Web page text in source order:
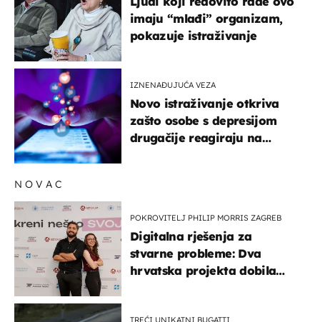
imaju “mlađi” organizam,
pokazuje istraživanje
IZNENAĐUJUĆA VEZA
Novo istraživanje otkriva
zašto osobe s depresijom
drugačije reagiraju na
NOVAC
POKROVITELJ PHILIP MORRIS ZAGREB
Digitalna rješenja za
stvarne probleme: Dva
hrvatska projekta dobila
TREĆI UNIKATNI BUGATTI